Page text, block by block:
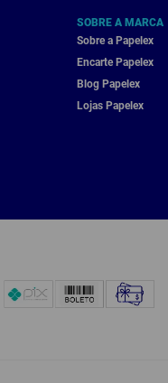
SOBRE A MARCA
Sobre a Papelex
Encarte Papelex
Blog Papelex
Lojas Papelex